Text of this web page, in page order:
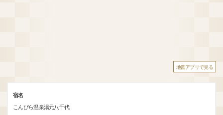
地図アプリで見る
宿名
こんぴら温泉湯元八千代